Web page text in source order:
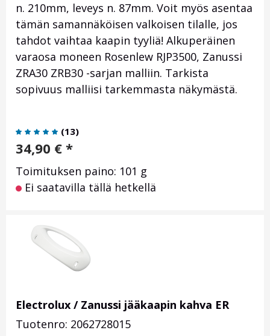
n. 210mm, leveys n. 87mm. Voit myös asentaa
tämän samannäköisen valkoisen tilalle, jos
tahdot vaihtaa kaapin tyyliä! Alkuperäinen
varaosa moneen Rosenlew RJP3500, Zanussi
ZRA30 ZRB30 -sarjan malliin. Tarkista
sopivuus malliisi tarkemmasta näkymästä.
(13)
34,90 € *
Toimituksen paino: 101 g
Ei saatavilla tällä hetkellä
Electrolux / Zanussi jääkaapin kahva ER
Tuotenro: 2062728015